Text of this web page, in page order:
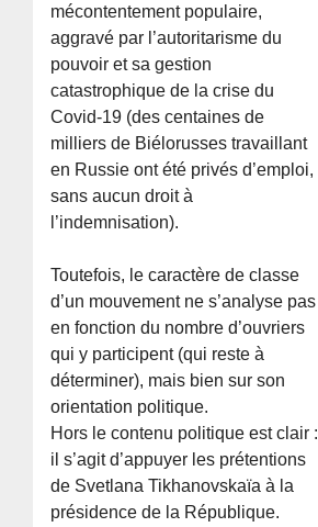
mécontentement populaire,
aggravé par l’autoritarisme du
pouvoir et sa gestion
catastrophique de la crise du
Covid-19 (des centaines de
milliers de Biélorusses travaillant
en Russie ont été privés d’emploi,
sans aucun droit à
l’indemnisation).
Toutefois, le caractère de classe
d’un mouvement ne s’analyse pas
en fonction du nombre d’ouvriers
qui y participent (qui reste à
déterminer), mais bien sur son
orientation politique.
Hors le contenu politique est clair :
il s’agit d’appuyer les prétentions
de Svetlana Tikhanovskaïa à la
présidence de la République.